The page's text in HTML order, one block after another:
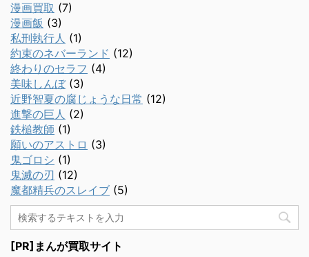
漫画買取 (7)
漫画飯 (3)
私刑執行人 (1)
約束のネバーランド (12)
終わりのセラフ (4)
美味しんぼ(3)
近野智夏の腐じょうな日常 (12)
進撃の巨人 (2)
鉄槌教師 (1)
願いのアストロ (3)
鬼ゴロシ (1)
鬼滅の刃 (12)
魔都精兵のスレイブ (5)
[PR]まんが買取サイト